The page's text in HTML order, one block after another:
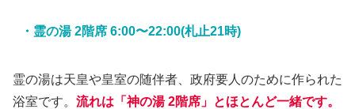
・霊の湯 2階席 6:00〜22:00(札止21時)
霊の湯は天皇や皇室の随伴者、政府要人のために作られた
浴室です。 流れは「神の湯 2階席」とほとんど一緒です。